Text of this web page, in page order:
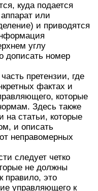
куда подается
или
и приводятся
углу
дописать номер
претензии, где
фактах и
которые
Здесь также
на статьи, которые
и описать
неправомерных
следует четко
не должны
правило, это
управляющего к